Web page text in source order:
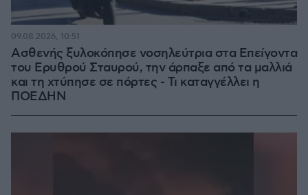
Ασθενής ξυλοκόπησε νοσηλεύτρια στα Επείγοντα
του Ερυθρού Σταυρού, την άρπαξε από τα μαλλιά
και τη χτύπησε σε πόρτες - Τι καταγγέλλει η
ΠΟΕΔΗΝ
09.08.2026, 10:51